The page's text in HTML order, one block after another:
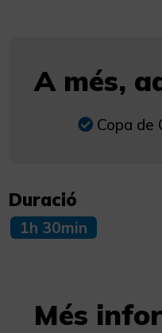
A més,
Copa de
Duració
1h 30min
Més